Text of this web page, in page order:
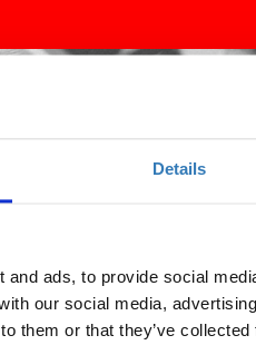
Details
ads, to provide social
our social media,
them or that they’ve
και για
Η
έχει